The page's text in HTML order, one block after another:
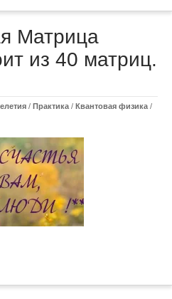
Матрица
из 40 матриц.
/ Практикa / Квантовая физика /